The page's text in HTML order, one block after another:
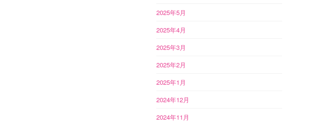
2025年5月
2025年4月
2025年3月
2025年2月
2025年1月
2024年12月
2024年11月